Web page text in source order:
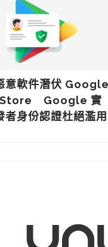
意軟件潛伏 Google
Google 實
者身份認證杜絕濫用